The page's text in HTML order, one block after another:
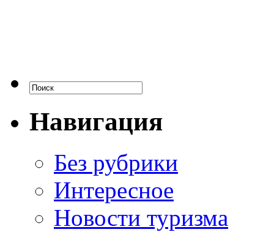
Навигация
Без рубрики
Интересное
Новости туризма